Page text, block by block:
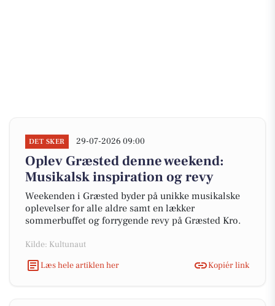
DET SKER 29-07-2026 09:00
Oplev Græsted denne weekend:
Musikalsk inspiration og revy
Weekenden i Græsted byder på unikke musikalske
oplevelser for alle aldre samt en lækker
sommerbuffet og forrygende revy på Græsted Kro.
Kilde: Kultunaut
Læs hele artiklen her
Kopiér link